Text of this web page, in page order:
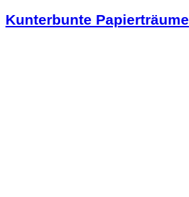
Kunterbunte Papierträume